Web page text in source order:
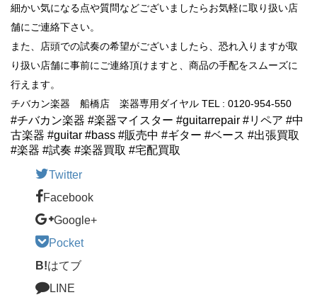
細かい気になる点や質問などございましたらお気軽に取り扱い店
舗にご連絡下さい。
また、店頭での試奏の希望がございましたら、恐れ入りますが取
り扱い店舗に事前にご連絡頂けますと、商品の手配をスムーズに
行えます。
チバカン楽器 船橋店 楽器専用ダイヤル TEL : 0120-954-550
#チバカン楽器 #楽器マイスター #guitarrepair #リペア #中
古楽器 #guitar #bass #販売中 #ギター #ベース #出張買取
#楽器 #試奏 #楽器買取 #宅配買取
Twitter
Facebook
Google+
Pocket
B!はてブ
LINE